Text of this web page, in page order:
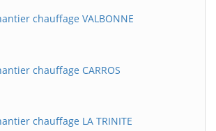
chauffage VALBONNE
chauffage CARROS
chauffage LA TRINITE